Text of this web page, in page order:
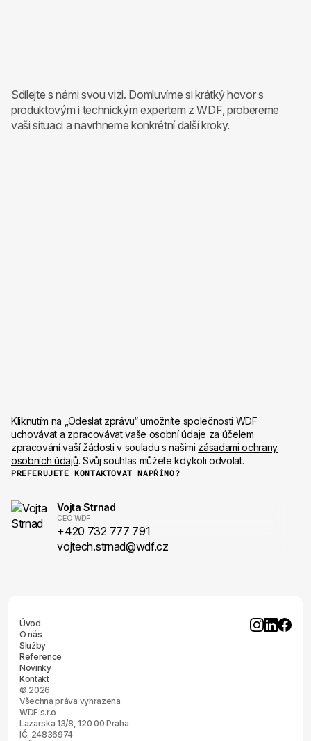
Sdílejte s námi svou vizi. Domluvíme si krátký hovor s
produktovým i technickým expertem z WDF, probereme
vaši situaci a navrhneme konkrétní další kroky.
Kliknutím na „Odeslat zprávu“ umožníte společnosti WDF
uchovávat a zpracovávat vaše osobní údaje za účelem
zpracování vaší žádosti v souladu s našimi zásadami ochrany
osobních údajů. Svůj souhlas můžete kdykoli odvolat.
PREFERUJETE KONTAKTOVAT NAPŘÍMO?
Vojta Strnad
CEO WDF
+420 732 777 791
vojtech.strnad@wdf.cz
Úvod
O nás
Služby
Reference
Novinky
Kontakt
© 2026
Všechna práva vyhrazena
WDF s.r.o
Lazarska 13/8, 120 00 Praha
IČ: 24836974